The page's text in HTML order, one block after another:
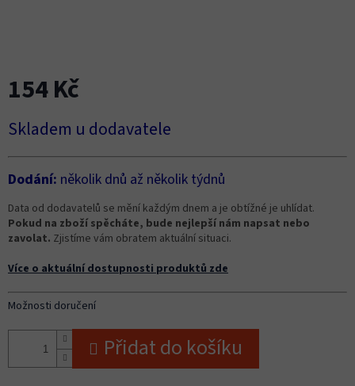
154 Kč
cena:
Skladem u dodavatele
Dodání: několik dnů až několik týdnů
Data od dodavatelů se mění každým dnem a je obtížné je uhlídat.
Pokud na zboží spěcháte, bude nejlepší nám napsat nebo
zavolat. Zjistíme vám obratem aktuální situaci.
Více o aktuální dostupnosti produktů zde
Možnosti doručení
Přidat do košíku